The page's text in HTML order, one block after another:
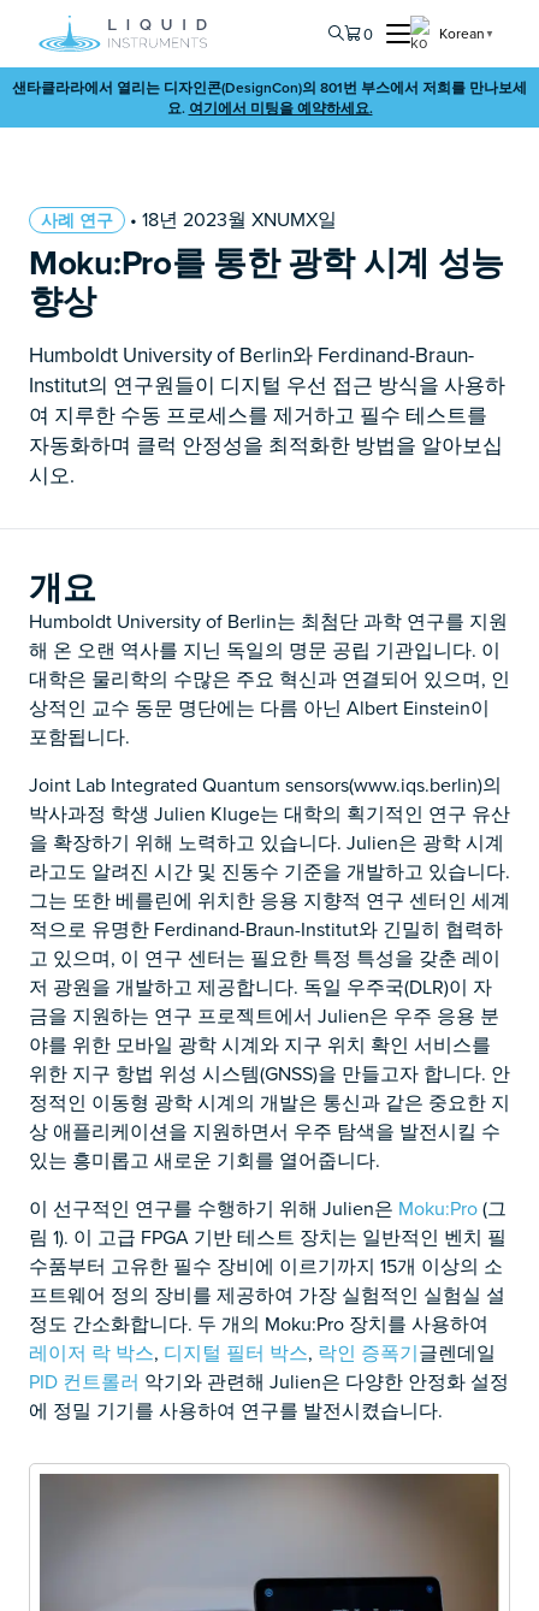
0 Korean ▼
샌타클라라에서 열리는 디자인콘(DesignCon)의 801번 부스에서 저희를 만나보세
요. 여기에서 미팅을 예약하세요.
사례 연구 • 18년 2023월 XNUMX일
Moku:Pro를 통한 광학 시계 성능
향상
Humboldt University of Berlin와 Ferdinand-Braun-
Institut의 연구원들이 디지털 우선 접근 방식을 사용하
여 지루한 수동 프로세스를 제거하고 필수 테스트를
자동화하며 클럭 안정성을 최적화한 방법을 알아보십
시오.
개요
Humboldt University of Berlin는 최첨단 과학 연구를 지원
해 온 오랜 역사를 지닌 독일의 명문 공립 기관입니다. 이
대학은 물리학의 수많은 주요 혁신과 연결되어 있으며, 인
상적인 교수 동문 명단에는 다름 아닌 Albert Einstein이
포함됩니다.
Joint Lab Integrated Quantum sensors(www.iqs.berlin)의
박사과정 학생 Julien Kluge는 대학의 획기적인 연구 유산
을 확장하기 위해 노력하고 있습니다. Julien은 광학 시계
라고도 알려진 시간 및 진동수 기준을 개발하고 있습니다.
그는 또한 베를린에 위치한 응용 지향적 연구 센터인 세계
적으로 유명한 Ferdinand-Braun-Institut와 긴밀히 협력하
고 있으며, 이 연구 센터는 필요한 특정 특성을 갖춘 레이
저 광원을 개발하고 제공합니다. 독일 우주국(DLR)이 자
금을 지원하는 연구 프로젝트에서 Julien은 우주 응용 분
야를 위한 모바일 광학 시계와 지구 위치 확인 서비스를
위한 지구 항법 위성 시스템(GNSS)을 만들고자 합니다. 안
정적인 이동형 광학 시계의 개발은 통신과 같은 중요한 지
상 애플리케이션을 지원하면서 우주 탐색을 발전시킬 수
있는 흥미롭고 새로운 기회를 열어줍니다.
이 선구적인 연구를 수행하기 위해 Julien은 Moku:Pro(그
림 1). 이 고급 FPGA 기반 테스트 장치는 일반적인 벤치 필
수품부터 고유한 필수 장비에 이르기까지 15개 이상의 소
프트웨어 정의 장비를 제공하여 가장 실험적인 실험실 설
정도 간소화합니다. 두 개의 Moku:Pro 장치를 사용하여
레이저 락 박스, 디지털 필터 박스, 락인 증폭기글렌데일
PID 컨트롤러 악기와 관련해 Julien은 다양한 안정화 설정
에 정밀 기기를 사용하여 연구를 발전시켰습니다.